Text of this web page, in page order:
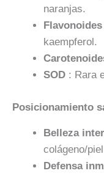
naranjas.
Flavonoides
kaempferol.
SOD : Rara
Posicionamiento
Belleza
colágeno/piel
Defensa